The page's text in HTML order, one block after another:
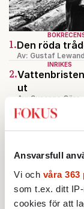
Ansvarsfull
Vi och våra
som t.ex. ditt
cookies för att
1.Den röda
Av: Gustaf
INRIKES
2.
ut
Av: Susanne Gäre
KRÖNIKA
3.Nina Lekander:
alla om att
4.Frans
franska
STICKET
5.Bitte Assarmo: